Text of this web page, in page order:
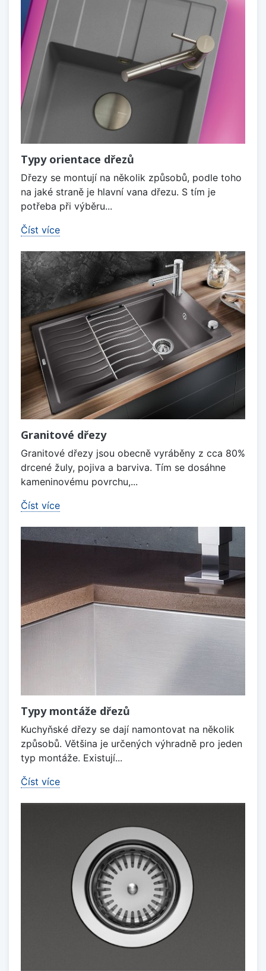
Typy orientace dřezů
Dřezy se montují na několik způsobů, podle toho
na jaké straně je hlavní vana dřezu. S tím je
potřeba při výběru...
Číst více
Granitové dřezy
Granitové dřezy jsou obecně vyráběny z cca 80%
drcené žuly, pojiva a barviva. Tím se dosáhne
kameninovému povrchu,...
Číst více
Typy montáže dřezů
Kuchyňské dřezy se dají namontovat na několik
způsobů. Většina je určených výhradně pro jeden
typ montáže. Existují...
Číst více